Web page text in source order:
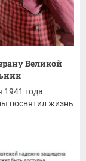
Великой
1941 года
посвятил жизнь